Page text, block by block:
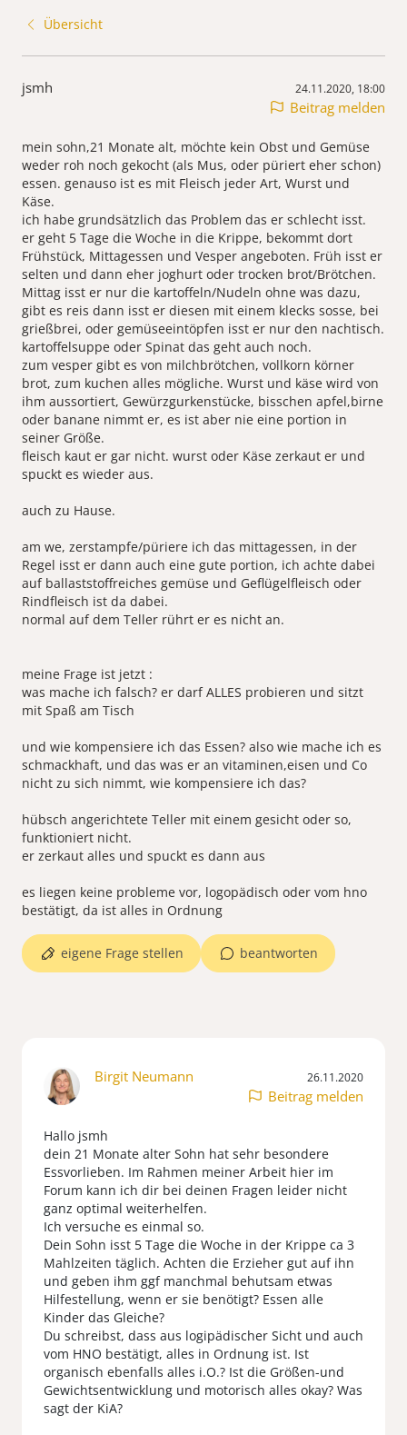
Übersicht
jsmh 24.11.2020, 18:00
Beitrag melden
mein sohn,21 Monate alt, möchte kein Obst und Gemüse
weder roh noch gekocht (als Mus, oder püriert eher schon)
essen. genauso ist es mit Fleisch jeder Art, Wurst und
Käse.
ich habe grundsätzlich das Problem das er schlecht isst.
er geht 5 Tage die Woche in die Krippe, bekommt dort
Frühstück, Mittagessen und Vesper angeboten. Früh isst er
selten und dann eher joghurt oder trocken brot/Brötchen.
Mittag isst er nur die kartoffeln/Nudeln ohne was dazu,
gibt es reis dann isst er diesen mit einem klecks sosse, bei
grießbrei, oder gemüseeintöpfen isst er nur den nachtisch.
kartoffelsuppe oder Spinat das geht auch noch.
zum vesper gibt es von milchbrötchen, vollkorn körner
brot, zum kuchen alles mögliche. Wurst und käse wird von
ihm aussortiert, Gewürzgurkenstücke, bisschen apfel,birne
oder banane nimmt er, es ist aber nie eine portion in
seiner Größe.
fleisch kaut er gar nicht. wurst oder Käse zerkaut er und
spuckt es wieder aus.
auch zu Hause.
am we, zerstampfe/püriere ich das mittagessen, in der
Regel isst er dann auch eine gute portion, ich achte dabei
auf ballaststoffreiches gemüse und Geflügelfleisch oder
Rindfleisch ist da dabei.
normal auf dem Teller rührt er es nicht an.
meine Frage ist jetzt :
was mache ich falsch? er darf ALLES probieren und sitzt
mit Spaß am Tisch
und wie kompensiere ich das Essen? also wie mache ich es
schmackhaft, und das was er an vitaminen,eisen und Co
nicht zu sich nimmt, wie kompensiere ich das?
hübsch angerichtete Teller mit einem gesicht oder so,
funktioniert nicht.
er zerkaut alles und spuckt es dann aus
es liegen keine probleme vor, logopädisch oder vom hno
bestätigt, da ist alles in Ordnung
beantworten
eigene Frage stellen
Birgit Neumann 26.11.2020
Beitrag melden
Hallo jsmh
dein 21 Monate alter Sohn hat sehr besondere
Essvorlieben. Im Rahmen meiner Arbeit hier im
Forum kann ich dir bei deinen Fragen leider nicht
ganz optimal weiterhelfen.
Ich versuche es einmal so.
Dein Sohn isst 5 Tage die Woche in der Krippe ca 3
Mahlzeiten täglich. Achten die Erzieher gut auf ihn
und geben ihm ggf manchmal behutsam etwas
Hilfestellung, wenn er sie benötigt? Essen alle
Kinder das Gleiche?
Du schreibst, dass aus logipädischer Sicht und auch
vom HNO bestätigt, alles in Ordnung ist. Ist
organisch ebenfalls alles i.O.? Ist die Größen-und
Gewichtsentwicklung und motorisch alles okay? Was
sagt der KiA?